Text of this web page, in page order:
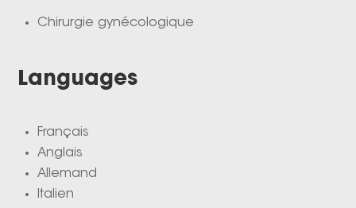
Chirurgie gynécologique
Languages
Français
Anglais
Allemand
Italien